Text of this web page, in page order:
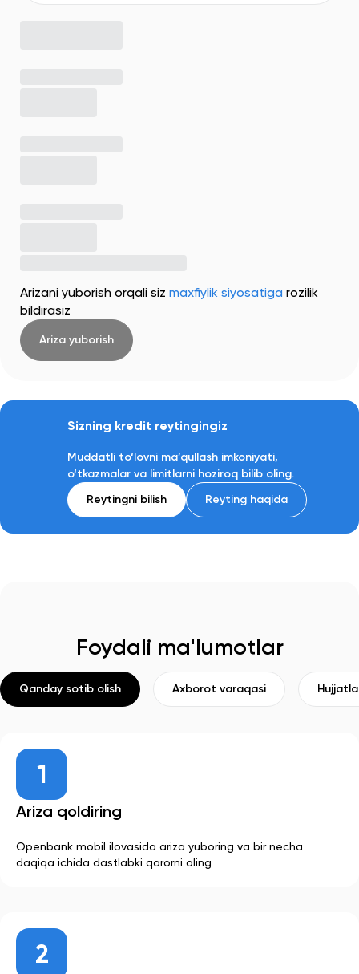
Arizani yuborish orqali siz maxfiylik siyosatiga rozilik
bildirasiz
Ariza yuborish
Sizning kredit reytingingiz
Muddatli to‘lovni ma’qullash imkoniyati,
o‘tkazmalar va limitlarni hoziroq bilib oling.
Reytingni bilish
Reyting haqida
Foydali ma'lumotlar
Qanday sotib olish Axborot varaqasi
Ariza qoldiring
Openbank mobil ilovasida ariza yuboring va bir necha
daqiqa ichida dastlabki qarorni oling